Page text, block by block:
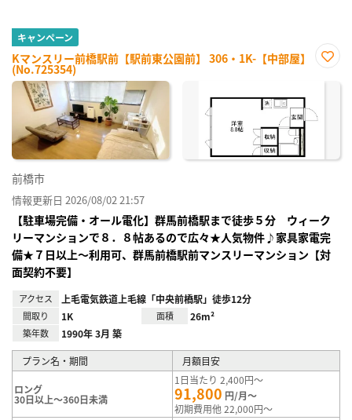
キャンペーン
Kマンスリー前橋駅前【駅前東公園前】 306・1K-【中部屋】
(No.725354)
に入
前橋市
情報更新日 2026/08/02 21:57
【駐車場完備・オール電化】群馬前橋駅まで徒歩５分 ウィーク
リーマンションで８．８帖あるので広々★人気物件♪家具家電完
備★７日以上～利用可、群馬前橋駅前マンスリーマンション【対
面契約不要】
アクセス 上毛電気鉄道上毛線「中央前橋駅」徒歩12分
間取り 1K 面積 26m²
築年数 1990年 3月 築
プラン名・期間 月額目安
ロング
30日以上～360日未満
1日当たり 2,400円～
91,800 円/月～
初期費用他 22,000円～